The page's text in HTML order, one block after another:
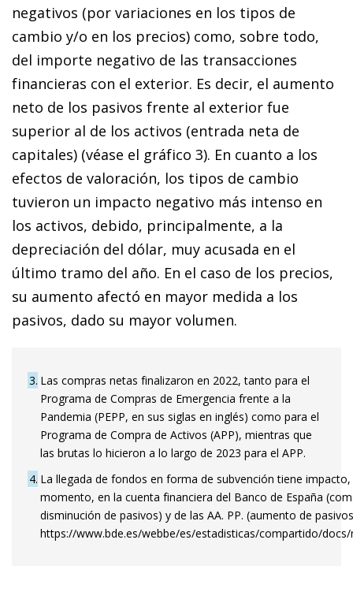
negativos (por variaciones en los tipos de
cambio y/o en los precios) como, sobre todo,
del importe negativo de las transacciones
financieras con el exterior. Es decir, el aumento
neto de los pasivos frente al exterior fue
superior al de los activos (entrada neta de
capitales) (véase el gráfico 3). En cuanto a los
efectos de valoración, los tipos de cambio
tuvieron un impacto negativo más intenso en
los activos, debido, principalmente, a la
depreciación del dólar, muy acusada en el
último tramo del año. En el caso de los precios,
su aumento afectó en mayor medida a los
pasivos, dado su mayor volumen.
3 Las compras netas finalizaron en 2022, tanto para el
Programa de Compras de Emergencia frente a la
Pandemia (PEPP, en sus siglas en inglés) como para el
Programa de Compra de Activos (APP), mientras que
las brutas lo hicieron a lo largo de 2023 para el APP.
4 La llegada de fondos en forma de subvención tiene
momento, en la cuenta financiera del Banco de España
disminución de pasivos) y de las AA. PP. (aumento de
https://www.bde.es/webbe/es/estadisticas/compartido/docs/